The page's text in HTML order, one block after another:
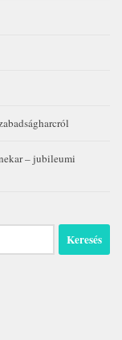
– jubileumi